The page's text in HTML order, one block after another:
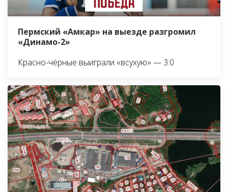
Пермский «Амкар» на выезде разгромил
«Динамо-2»
Красно-чёрные выиграли «всухую» — 3:0